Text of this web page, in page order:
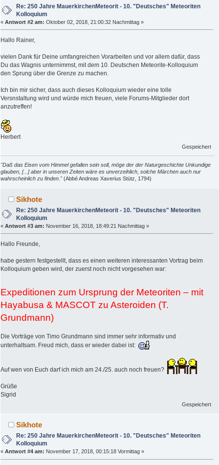
Re: 250 Jahre MauerkirchenMeteorit - 10. "Deutsches" Meteoriten
Kolloquium
« Antwort #2 am: Oktober 02, 2018, 21:00:32 Nachmittag »
Hallo Rainer,
vielen Dank für Deine umfangreichen Vorarbeiten und vor allem dafür, dass
Du das Wagnis unternimmst, mit dem 10. Deutschen Meteorite-Kolloquium
den Sprung über die Grenze zu machen.
Ich bin mir sicher, dass auch dieses Kolloquium wieder eine tolle
Versnstaltung wird und würde mich freuen, viele Forums-Mitglieder dort
anzutreffen!
Herbert
Gespeichert
"Daß das Eisen vom Himmel gefallen sein soll, möge der der Naturgeschichte Unkundige
glauben, [...] aber in unseren Zeiten wäre es unverzeihlich, solche Märchen auch nur
wahrscheinlich zu finden."(Abbé Andreas Xaverius Stütz, 1794)
Sikhote
Re: 250 Jahre MauerkirchenMeteorit - 10. "Deutsches" Meteoriten
Kolloquium
« Antwort #3 am: November 16, 2018, 18:49:21 Nachmittag »
Hallo Freunde,
habe gestern festgestellt, dass es einen weiteren interessanten Vortrag beim
Kolloquium geben wird, der zuerst noch nicht vorgesehen war:
Expeditionen zum Ursprung der Meteoriten – mit
Hayabusa & MASCOT zu Asteroiden (T.
Grundmann)
Die Vorträge von Timo Grundmann sind immer sehr informativ und
unterhaltsam. Freud mich, dass er wieder dabei ist:
Auf wen von Euch darf ich mich am 24./25. auch noch freuen?
Grüße
Sigrid
Gespeichert
Sikhote
Re: 250 Jahre MauerkirchenMeteorit - 10. "Deutsches" Meteoriten
Kolloquium
« Antwort #4 am: November 17, 2018, 00:15:18 Vormittag »